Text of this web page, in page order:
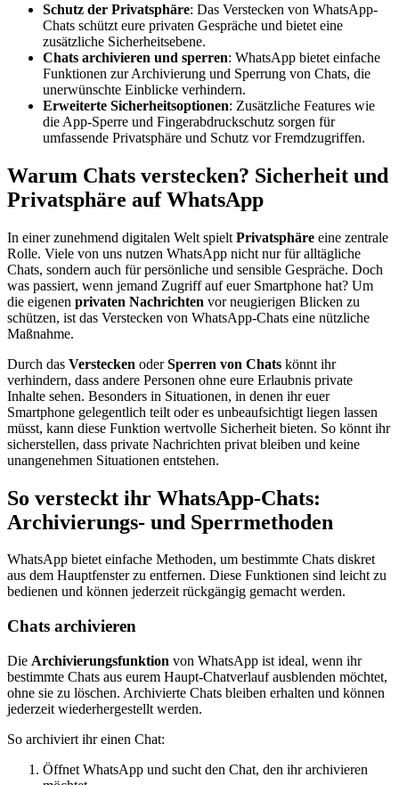
Schutz der Privatsphäre: Das Verstecken von WhatsApp-
Chats schützt eure privaten Gespräche und bietet eine
zusätzliche Sicherheitsebene.
Chats archivieren und sperren: WhatsApp bietet einfache
Funktionen zur Archivierung und Sperrung von Chats, die
unerwünschte Einblicke verhindern.
Erweiterte Sicherheitsoptionen: Zusätzliche Features wie
die App-Sperre und Fingerabdruckschutz sorgen für
umfassende Privatsphäre und Schutz vor Fremdzugriffen.
Warum Chats verstecken? Sicherheit und
Privatsphäre auf WhatsApp
In einer zunehmend digitalen Welt spielt Privatsphäre eine zentrale
Rolle. Viele von uns nutzen WhatsApp nicht nur für alltägliche
Chats, sondern auch für persönliche und sensible Gespräche. Doch
was passiert, wenn jemand Zugriff auf euer Smartphone hat? Um
die eigenen privaten Nachrichten vor neugierigen Blicken zu
schützen, ist das Verstecken von WhatsApp-Chats eine nützliche
Maßnahme.
Durch das Verstecken oderSperren von Chats könnt ihr
verhindern, dass andere Personen ohne eure Erlaubnis private
Inhalte sehen. Besonders in Situationen, in denen ihr euer
Smartphone gelegentlich teilt oder es unbeaufsichtigt liegen lassen
müsst, kann diese Funktion wertvolle Sicherheit bieten. So könnt ihr
sicherstellen, dass private Nachrichten privat bleiben und keine
unangenehmen Situationen entstehen.
So versteckt ihr WhatsApp-Chats:
Archivierungs- und Sperrmethoden
WhatsApp bietet einfache Methoden, um bestimmte Chats diskret
aus dem Hauptfenster zu entfernen. Diese Funktionen sind leicht zu
bedienen und können jederzeit rückgängig gemacht werden.
Chats archivieren
Die Archivierungsfunktion von WhatsApp ist ideal, wenn ihr
bestimmte Chats aus eurem Haupt-Chatverlauf ausblenden möchtet,
ohne sie zu löschen. Archivierte Chats bleiben erhalten und können
jederzeit wiederhergestellt werden.
So archiviert ihr einen Chat:
Öffnet WhatsApp und sucht den Chat, den ihr archivieren